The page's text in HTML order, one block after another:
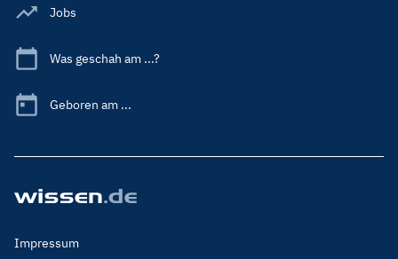
Jobs
Was geschah am ...?
Geboren am ...
Footer
Impressum